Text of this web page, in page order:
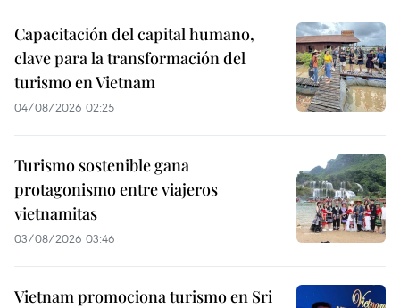
Capacitación del capital humano,
clave para la transformación del
turismo en Vietnam
04/08/2026 02:25
Turismo sostenible gana
protagonismo entre viajeros
vietnamitas
03/08/2026 03:46
Vietnam promociona turismo en Sri